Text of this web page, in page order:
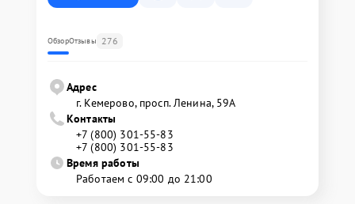
ОбзорОтзывы 276
Адрес
г. Кемерово, просп. Ленина, 59А
Контакты
+7 (800) 301-55-83
+7 (800) 301-55-83
Время работы
Работаем с 09:00 до 21:00